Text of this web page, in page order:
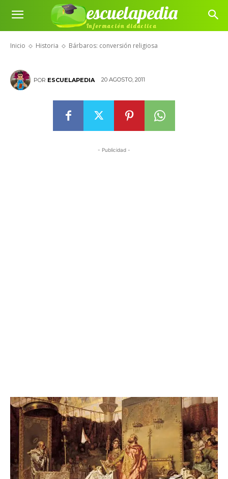
escuelapedia
Información didáctica
Inicio Historia Bárbaros: conversión religiosa
Bárbaros: conversión religiosa
POR ESCUELAPEDIA 20 AGOSTO, 2011
- Publicidad -